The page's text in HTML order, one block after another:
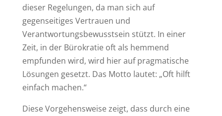
dieser Regelungen, da man sich auf
gegenseitiges Vertrauen und
Verantwortungsbewusstsein stützt. In einer
Zeit, in der Bürokratie oft als hemmend
empfunden wird, wird hier auf pragmatische
Lösungen gesetzt. Das Motto lautet: „Oft hilft
einfach machen.“
Diese Vorgehensweise zeigt, dass durch eine